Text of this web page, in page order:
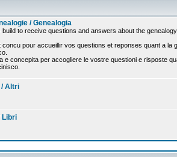
/ Genealogia
build to receive questions and answers about the
concu pour accueillir vos questions et reponses quant a la
e concepita per accogliere le vostre questioni e risposte
/ Altri
Libri